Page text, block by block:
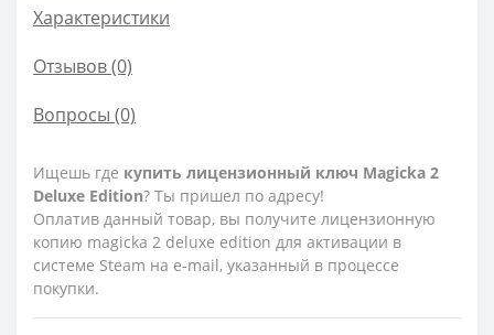
Характеристики
Отзывов (0)
Вопросы (0)
Ищешь где купить лицензионный ключ Magicka 2
Deluxe Edition? Ты пришел по адресу!
Оплатив данный товар, вы получите лицензионную
копию magicka 2 deluxe edition для активации в
системе Steam на e-mail, указанный в процессе
покупки.